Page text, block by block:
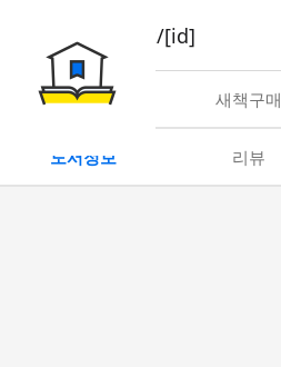
book/rent/[id]
대여 새책구매
도서정보 리뷰